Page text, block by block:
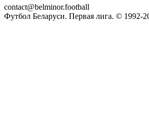
contact@belminor.football
Футбол Беларуси. Первая лига. © 1992-